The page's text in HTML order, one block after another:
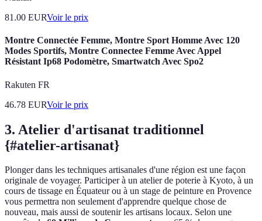
81.00 EURVoir le prix
Montre Connectée Femme, Montre Sport Homme Avec 120
Modes Sportifs, Montre Connectee Femme Avec Appel
Résistant Ip68 Podomètre, Smartwatch Avec Spo2
Rakuten FR
46.78 EURVoir le prix
3. Atelier d'artisanat traditionnel
{#atelier-artisanat}
Plonger dans les techniques artisanales d'une région est une façon
originale de voyager. Participer à un atelier de poterie à Kyoto, à un
cours de tissage en Équateur ou à un stage de peinture en Provence
vous permettra non seulement d'apprendre quelque chose de
nouveau, mais aussi de soutenir les artisans locaux. Selon une